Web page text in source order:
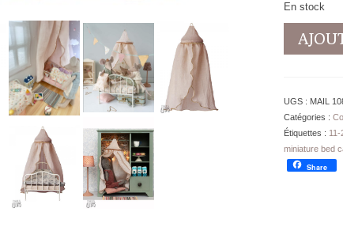
En stock
Rose
Auvent
pour
lits
UGS : MAIL
Catégories :
Étiquettes : 11-
miniature bed
Share